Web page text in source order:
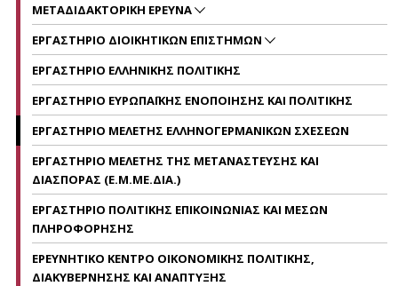
ΜΕΤΑΔΙΔΑΚΤΟΡΙΚΗ ΕΡΕΥΝΑ
ΕΡΓΑΣΤΗΡΙΟ ΔΙΟΙΚΗΤΙΚΩΝ ΕΠΙΣΤΗΜΩΝ
ΕΡΓΑΣΤΗΡΙΟ ΕΛΛΗΝΙΚΗΣ ΠΟΛΙΤΙΚΗΣ
ΕΡΓΑΣΤΗΡΙΟ ΕΥΡΩΠΑΪΚΗΣ ΕΝΟΠΟΙΗΣΗΣ ΚΑΙ ΠΟΛΙΤΙΚΗΣ
ΕΡΓΑΣΤΗΡΙΟ ΜΕΛΕΤΗΣ ΕΛΛΗΝΟΓΕΡΜΑΝΙΚΩΝ ΣΧΕΣΕΩΝ
ΕΡΓΑΣΤΗΡΙΟ ΜΕΛΕΤΗΣ ΤΗΣ ΜΕΤΑΝΑΣΤΕΥΣΗΣ ΚΑΙ
ΔΙΑΣΠΟΡΑΣ (Ε.Μ.ΜΕ.ΔΙΑ.)
ΕΡΓΑΣΤΗΡΙΟ ΠΟΛΙΤΙΚΗΣ ΕΠΙΚΟΙΝΩΝΙΑΣ ΚΑΙ ΜΕΣΩΝ
ΠΛΗΡΟΦΟΡΗΣΗΣ
ΕΡΕΥΝΗΤΙΚΟ ΚΕΝΤΡΟ ΟΙΚΟΝΟΜΙΚΗΣ ΠΟΛΙΤΙΚΗΣ,
ΔΙΑΚΥΒΕΡΝΗΣΗΣ ΚΑΙ ΑΝΑΠΤΥΞΗΣ